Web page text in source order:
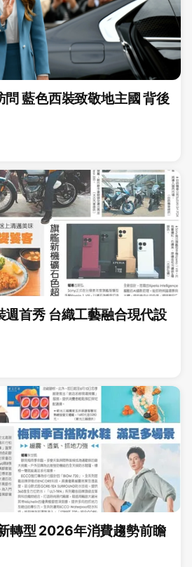
藍色西裝致敬地主國 背後
週首秀 台織工藝融合現代設
轉型 2026年消費趨勢前瞻